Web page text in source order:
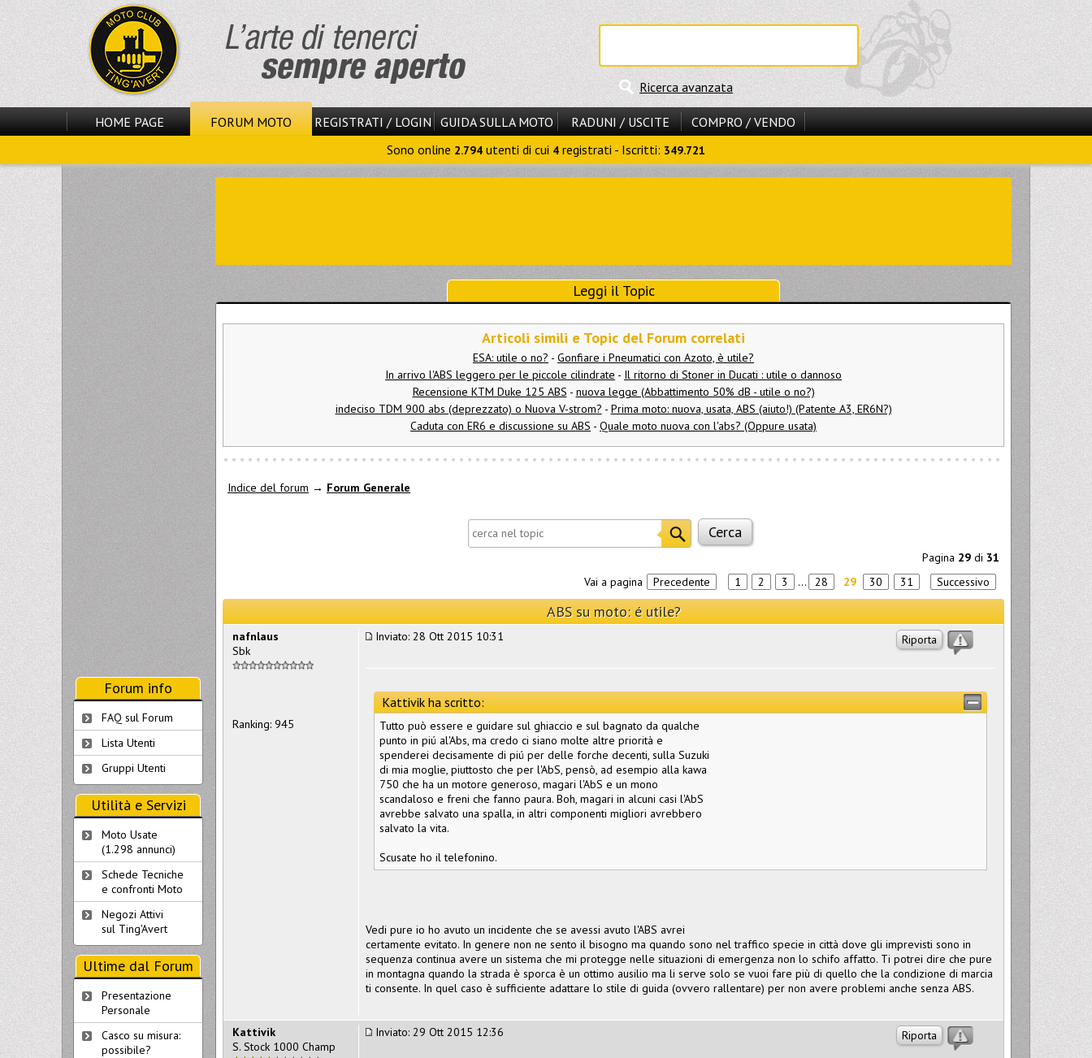
Ricerca avanzata
HOME PAGE FORUM MOTO REGISTRATI / LOGIN GUIDA SULLA MOTO RADUNI / USCITE
COMPRO / VENDO
Sono online 2.794 utenti di cui 4 registrati - Iscritti: 349.721
Leggi il Topic
Articoli simili e Topic del Forum correlati
ESA: utile o no? - Gonfiare i Pneumatici con Azoto, è utile?
In arrivo l'ABS leggero per le piccole cilindrate - Il ritorno di Stoner in Ducati : utile o dannoso
Recensione KTM Duke 125 ABS - nuova legge (Abbattimento 50% dB - utile o no?)
indeciso TDM 900 abs (deprezzato) o Nuova V-strom? - Prima moto: nuova, usata, ABS (aiuto!) (Patente A3, ER6N?)
Caduta con ER6 e discussione su ABS - Quale moto nuova con l'abs? (Oppure usata)
Indice del forum → Forum Generale
Pagina 29 di 31
Vai a pagina
Precedente 1 2 3 ... 28 29 30 31 Successivo
ABS su moto: é utile?
Riporta
Inviato: 28 Ott 2015 10:31
Kattivik ha scritto:
Tutto può essere e guidare sul ghiaccio e sul bagnato da qualche
punto in piú al'Abs, ma credo ci siano molte altre priorità e
spenderei decisamente di piú per delle forche decenti, sulla Suzuki
di mia moglie, piuttosto che per l'AbS, pensò, ad esempio alla kawa
750 che ha un motore generoso, magari l'AbS e un mono
scandaloso e freni che fanno paura. Boh, magari in alcuni casi l'AbS
avrebbe salvato una spalla, in altri componenti migliori avrebbero
salvato la vita.
Scusate ho il telefonino.
Vedi pure io ho avuto un incidente che se avessi avuto l'ABS avrei
certamente evitato. In genere non ne sento il bisogno ma quando sono nel traffico specie in città dove gli imprevisti sono in
sequenza continua avere un sistema che mi protegge nelle situazioni di emergenza non lo schifo affatto. Ti potrei dire che pure
in montagna quando la strada è sporca è un ottimo ausilio ma li serve solo se vuoi fare più di quello che la condizione di marcia
ti consente. In quel caso è sufficiente adattare lo stile di guida (ovvero rallentare) per non avere problemi anche senza ABS.
nafnlaus
Sbk
Ranking: 945
Riporta
Inviato: 29 Ott 2015 12:36
Kattivik
S. Stock 1000 Champ
Forum info
FAQ sul Forum
Lista Utenti
Gruppi Utenti
Utilità e Servizi
Moto Usate
(1.298 annunci)
Schede Tecniche
e confronti Moto
Negozi Attivi
sul Ting'Avert
Ultime dal Forum
Presentazione
Personale
Casco su misura:
possibile?